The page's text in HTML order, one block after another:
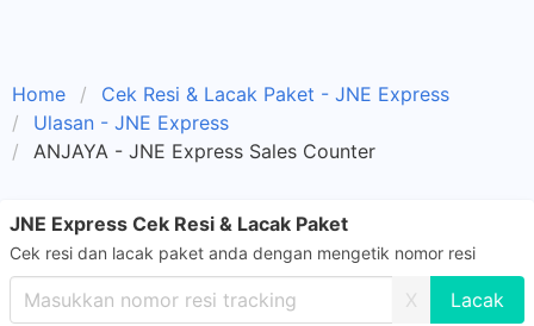
Home
Cek Resi & Lacak Paket - JNE Express
Ulasan - JNE Express
ANJAYA - JNE Express Sales Counter
JNE Express Cek Resi & Lacak Paket
Cek resi dan lacak paket anda dengan mengetik nomor resi
X